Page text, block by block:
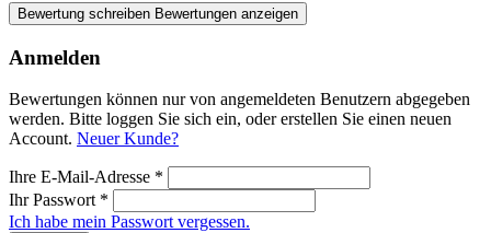
Bewertung schreiben Bewertungen anzeigen
Anmelden
Bewertungen können nur von angemeldeten Benutzern abgegeben
werden. Bitte loggen Sie sich ein, oder erstellen Sie einen neuen
Account. Neuer Kunde?
Ihre E-Mail-Adresse *
Ihr Passwort *
Ich habe mein Passwort vergessen.